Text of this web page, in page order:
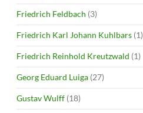
Friedrich Feldbach (3)
Friedrich Karl Johann Kuhlbars (1)
Friedrich Reinhold Kreutzwald (1)
Georg Eduard Luiga (27)
Gustav Wulff (18)